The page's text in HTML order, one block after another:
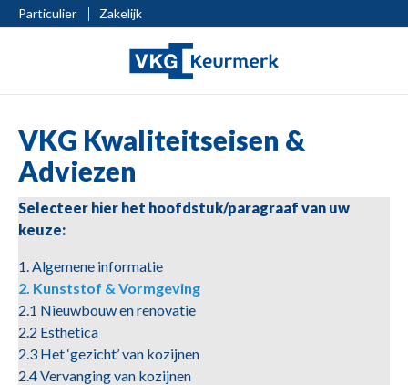
Particulier Zakelijk
VKG Kwaliteitseisen &
Adviezen
Selecteer hier het hoofdstuk/paragraaf van uw
keuze:
1. Algemene informatie
2. Kunststof & Vormgeving
2.1 Nieuwbouw en renovatie
2.2 Esthetica
2.3 Het ‘gezicht’ van kozijnen
2.4 Vervanging van kozijnen